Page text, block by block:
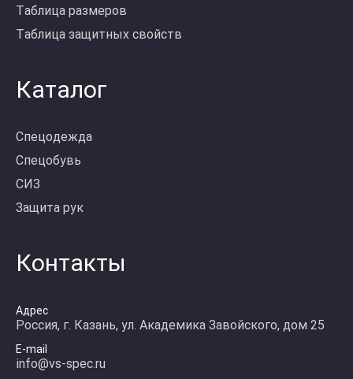
Таблица размеров
Таблица защитных свойств
Каталог
Спецодежда
Спецобувь
СИЗ
Защита рук
Контакты
Адрес
Россия, г. Казань, ул. Академика Завойского, дом 25
E-mail
info@vs-spec.ru